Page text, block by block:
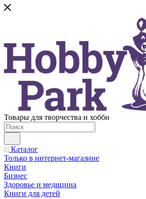
Товары для творчества и хобби
Каталог
Только в интернет-магазине
Книги
Бизнес
Здоровье и медицина
Книги для детей